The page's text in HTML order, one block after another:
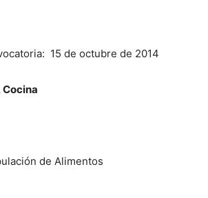
15 de octubre de 2014
de Alimentos